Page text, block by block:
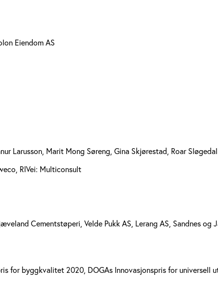
Eiendom AS
Larusson, Marit Mong Søreng, Gina Skjørestad, Roar Sløgedal
RIVei: Multiconsult
Cementstøperi, Velde Pukk AS, Lerang AS, Sandnes
for byggkvalitet 2020, DOGAs Innovasjonspris for